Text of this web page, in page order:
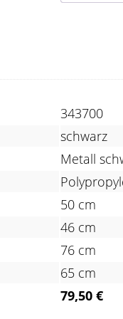
343700
schwarz
Metall
50 cm
46 cm
76 cm
65 cm
79,50 €